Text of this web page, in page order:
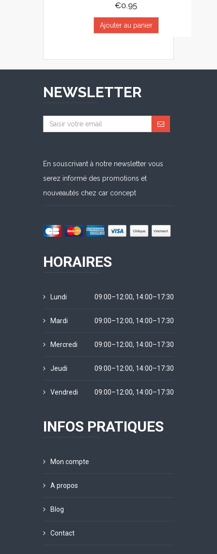
€0.95
Ajouter au panier
NEWSLETTER
En souscrivant à notre newsletter vous
serez informé des promotions et
nouveautés chez car concept
HORAIRES
Lundi 09:00–12:00, 14:00–17:30
Mardi 09:00–12:00, 14:00–17:30
Mercredi 09:00–12:00, 14:00–17:30
Jeudi 09:00–12:00, 14:00–17:30
Vendredi 09:00–12:00, 14:00–17:30
INFOS PRATIQUES
Mon compte
A propos
Blog
Contact